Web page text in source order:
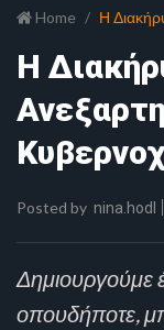
Home Η
Η
Posted by nina.hodl
Δημιουργούμε
οπουδήποτε,